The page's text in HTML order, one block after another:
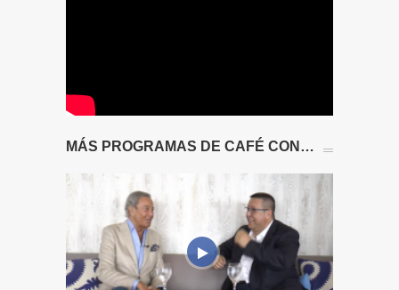
MÁS PROGRAMAS DE CAFÉ CON…